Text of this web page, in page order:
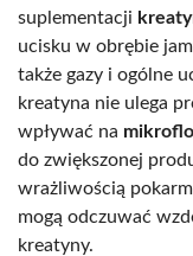
suplementacji
ucisku w obrębie
także gazy i ogólne
kreatyna nie ulega
wpływać na
do zwiększonej
wrażliwością
mogą odczuwać
kreatyny.